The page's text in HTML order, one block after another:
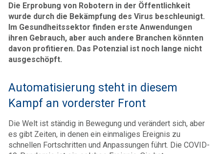
Die Erprobung von Robotern in der Öffentlichkeit
wurde durch die Bekämpfung des Virus beschleunigt.
Im Gesundheitssektor finden erste Anwendungen
ihren Gebrauch, aber auch andere Branchen könnten
davon profitieren. Das Potenzial ist noch lange nicht
ausgeschöpft.
Automatisierung steht in diesem
Kampf an vorderster Front
Die Welt ist ständig in Bewegung und verändert sich, aber
es gibt Zeiten, in denen ein einmaliges Ereignis zu
schnellen Fortschritten und Anpassungen führt. Die COVID-